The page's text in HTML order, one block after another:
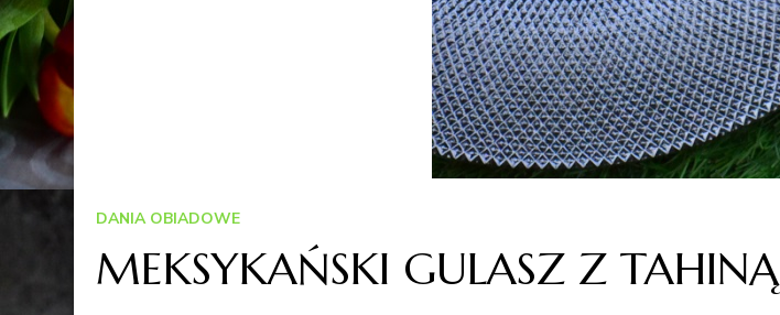
DANIA OBIADOWE
MEKSYKAŃSKI GULASZ Z TAHINĄ